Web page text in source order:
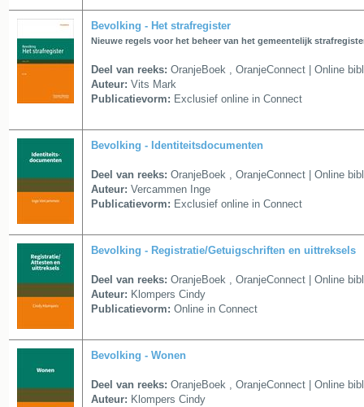
Bevolking - Het strafregister
Nieuwe regels voor het beheer van het gemeentelijk
Deel van reeks: OranjeBoek , OranjeConnect | Online
Auteur: Vits Mark
Publicatievorm: Exclusief online in Connect
Bevolking - Identiteitsdocumenten
Deel van reeks: OranjeBoek , OranjeConnect | Online
Auteur: Vercammen Inge
Publicatievorm: Exclusief online in Connect
Bevolking - Registratie/Getuigschriften en uittreksels
Deel van reeks: OranjeBoek , OranjeConnect | Online
Auteur: Klompers Cindy
Publicatievorm: Online in Connect
Bevolking - Wonen
Deel van reeks: OranjeBoek , OranjeConnect | Online
Auteur: Klompers Cindy